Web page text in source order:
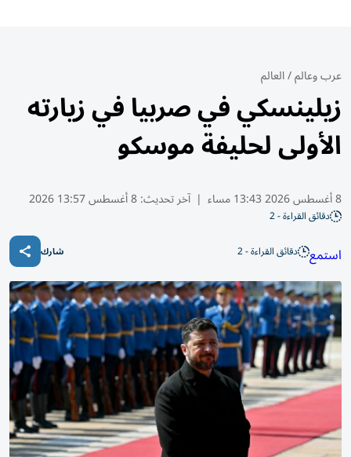
عرب وعالم/العالم
زيلينسكي في صربيا في زيارته
الأولى لحليفة موسكو
8 أغسطس 2026 13:43 مساء | آخر تحديث:8 أغسطس 13:57 2026
دقائق القراءة - 2
استمع دقائق القراءة - 2 شارك